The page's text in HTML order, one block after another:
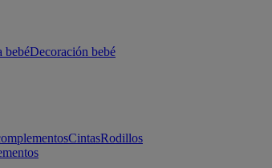
bebéDecoración bebé
CintasRodillos